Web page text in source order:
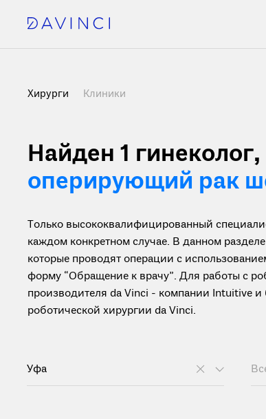
Хирурги Клиники
Найден 1 гинеколог,
оперирующий рак
Только высококвалифицированный
каждом конкретном случае. В данном
которые проводят операции с
форму “Обращение к врачу”. Для работы с
производителя da Vinci - компании Intuitive
роботической хирургии da Vinci.
Уфа